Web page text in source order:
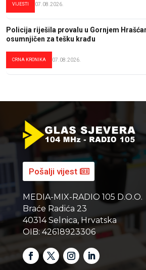
VIJESTI 07.08.2026.
Policija riješila provalu u Gornjem
osumnjičen za tešku krađu
CRNA KRONIKA 07.08.2026.
Pošalji vijest
MEDIA-MIX-RADIO 105 D.O.O.
Braće Radića 23
40314 Selnica, Hrvatska
OIB: 42618923306